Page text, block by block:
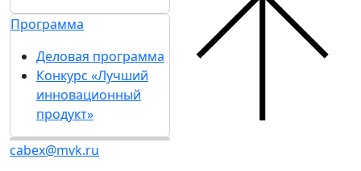
Программа
Деловая программа
Конкурс «Лучший
инновационный
продукт»
cabex@mvk.ru